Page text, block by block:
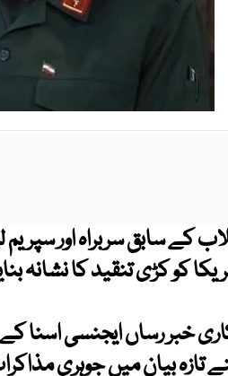
کے سابق سربراہ اور
کو کڑی تنقید کا نشانہ
خبر رساں ایجنسی اسنا
تازہ بیان میں جوہری